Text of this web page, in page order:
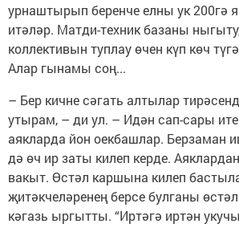
урнаштырып беренче елны ук 200гә
итәләр. Матди-техник базаны
коллективын туплау өчен күп көч
Алар гынамы соң...
– Бер кичне сәгать алтылар
утырам, – ди ул. – Идән сап-сары
аякларда йон оекбашлар. Берзаман
дә өч ир заты килеп керде.
вакыт. Өстәл каршына килеп
җитәкчеләренең берсе булганы
кәгазь ыргытты. “Иртәгә иртән